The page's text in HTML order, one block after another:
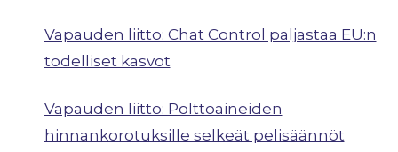
Vapauden liitto: Chat Control paljastaa EU:n
todelliset kasvot
Vapauden liitto: Polttoaineiden
hinnankorotuksille selkeät pelisäännöt